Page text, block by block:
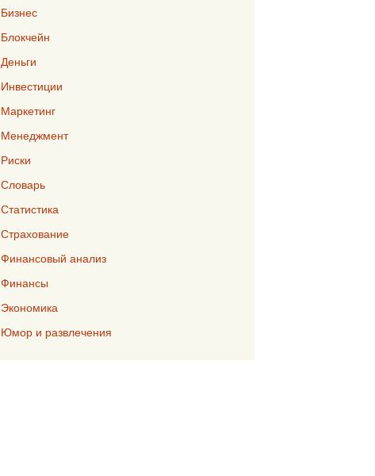
Бизнес
Блокчейн
Деньги
Инвестиции
Маркетинг
Менеджмент
Риски
Словарь
Статистика
Страхование
Финансовый анализ
Финансы
Экономика
Юмор и развлечения